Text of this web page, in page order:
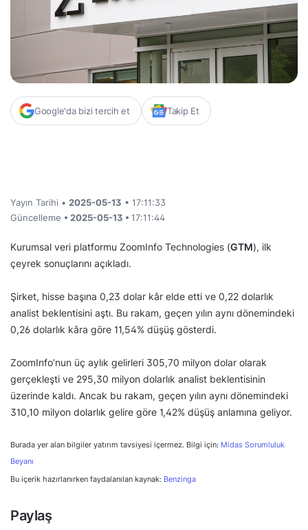
Google'da bizi tercih et Takip Et
Yayın Tarihi • 2025-05-13 • 17:11:33
Güncelleme • 2025-05-13 • 17:11:44
Kurumsal veri platformu ZoomInfo Technologies (GTM), ilk
çeyrek sonuçlarını açıkladı.
Şirket, hisse başına 0,23 dolar kâr elde etti ve 0,22 dolarlık
analist beklentisini aştı. Bu rakam, geçen yılın aynı dönemindeki
0,26 dolarlık kâra göre 11,54% düşüş gösterdi.
ZoomInfo’nun üç aylık gelirleri 305,70 milyon dolar olarak
gerçekleşti ve 295,30 milyon dolarlık analist beklentisinin
üzerinde kaldı. Ancak bu rakam, geçen yılın aynı dönemindeki
310,10 milyon dolarlık gelire göre 1,42% düşüş anlamına geliyor.
Burada yer alan bilgiler yatırım tavsiyesi içermez. Bilgi için: Midas Sorumluluk
Beyanı
Bu içerik hazırlanırken faydalanılan kaynak: Benzinga
Paylaş